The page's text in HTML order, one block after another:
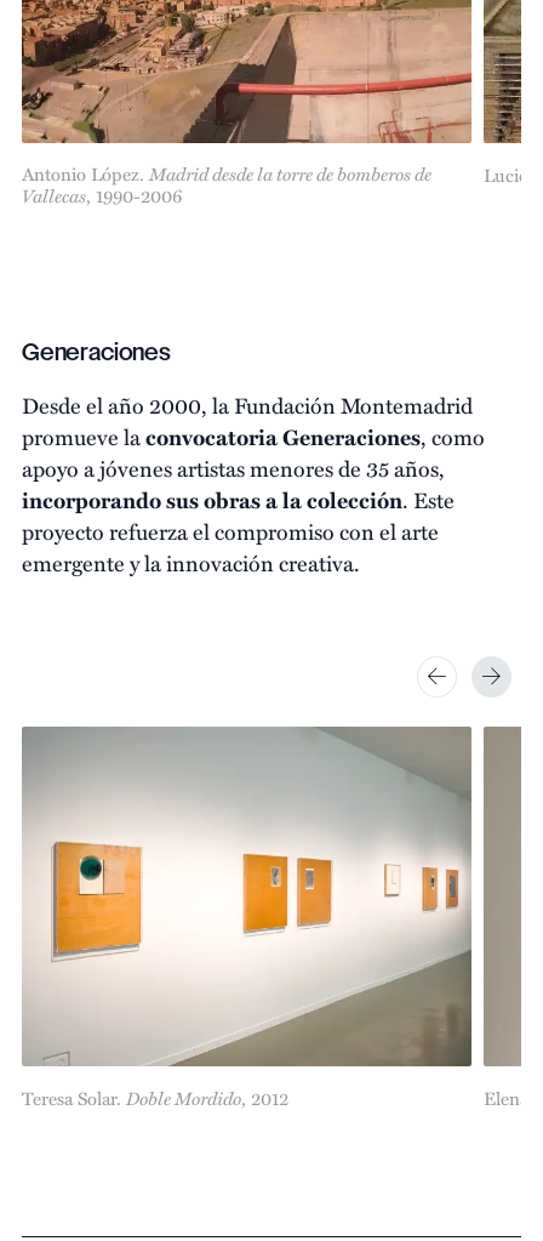
Antonio López.Madrid desde la torre de bomberos de
Vallecas, 1990-2006
Lucio
Generaciones
Desde el año 2000, la Fundación Montemadrid
promueve laconvocatoria Generaciones, como
apoyo a jóvenes artistas menores de 35 años,
incorporando sus obras a la colección. Este
proyecto refuerza el compromiso con el arte
emergente y la innovación creativa.
Teresa Solar. Doble Mordido, 2012 Elena